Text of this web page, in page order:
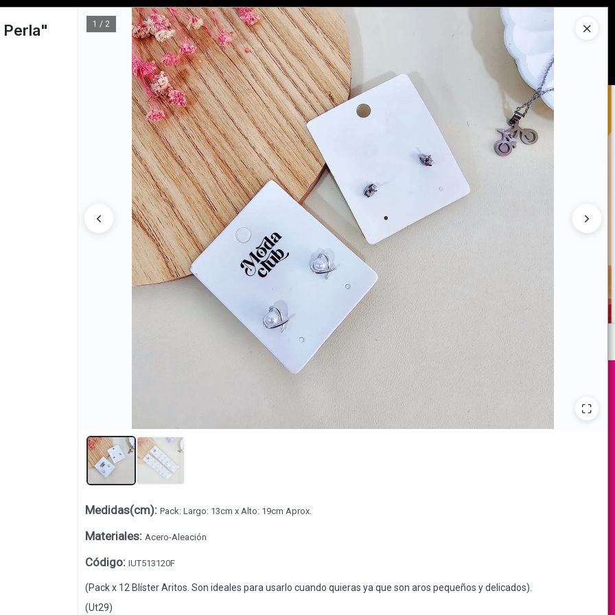
1 / 2
Medidas(cm): Pack: Largo: 13cm x Alto: 19cm Aprox.
Materiales: Acero-Aleación
Código: IUT513120F
(Pack x 12 Blíster Aritos. Son ideales para usarlo cuando quieras ya que son aros pequeños y delicados).
(Ut29)
Tienda solo paraMAYORISTAS
Ingresar a la Tienda
CÓMO COMPRAR QUIÉNES SOMOS CONTACTO
Lista vacía